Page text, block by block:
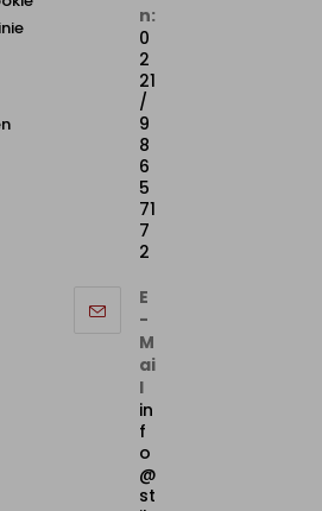
n:
0
2
21
/
9
8
6
5
71
7
2
E
-
M
ai
l
in
f
o
@
st